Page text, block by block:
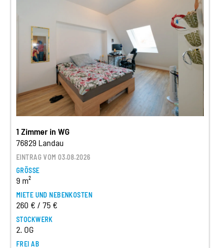
1 Zimmer in WG
76829 Landau
EINTRAG VOM 03.08.2026
GRÖSSE
9 m²
MIETE UND NEBENKOSTEN
260 € / 75 €
STOCKWERK
2. OG
FREI AB